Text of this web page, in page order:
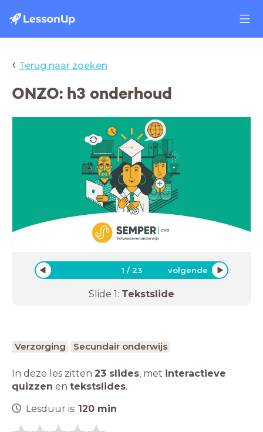
‹ Terug naar zoeken
ONZO: h3 onderhoud
1 /23 volgende
Slide 1: Tekstslide
Verzorging Secundair onderwijs
In deze les zitten 23 slides, met interactieve
quizzen en tekstslides.
Lesduur is: 120 min